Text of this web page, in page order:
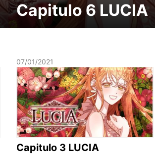
Capitulo 6 LUCIA
07/01/2021
Capitulo 3 LUCIA